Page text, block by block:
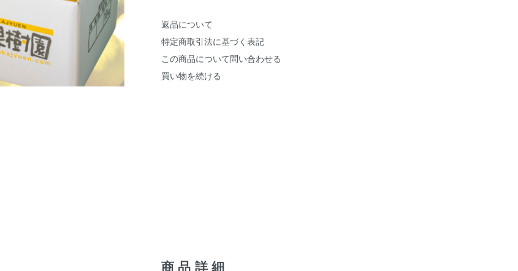
返品について
特定商取引法に基づく表記
この商品について問い合わせる
買い物を続ける
商品詳細